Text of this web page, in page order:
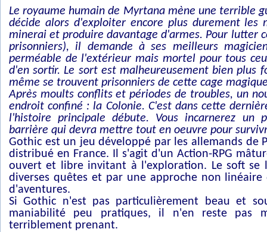
Le royaume humain de Myrtana mène une terrible
décide alors d'exploiter encore plus durement les
minerai et produire davantage d'armes. Pour lutter
prisonniers), il demande à ses meilleurs
perméable de l'extérieur mais mortel pour tous
d'en sortir. Le sort est malheureusement bien plus
même se trouvent prisonniers de cette cage
Après moults conflits et périodes de troubles, un
endroit confiné : la Colonie. C'est dans cette
l'histoire principale débute. Vous incarnerez un
barrière qui devra mettre tout en oeuvre pour
Gothic est un jeu développé par les allemands de
distribué en France. Il s'agit d'un Action-RPG
ouvert et libre invitant à l'exploration. Le soft se
diverses quêtes et par une approche non
d'aventures.
Si Gothic n'est pas particulièrement beau et
maniabilité peu pratiques, il n'en reste pas
terriblement prenant.